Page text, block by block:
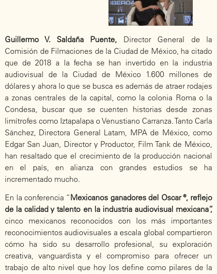
Guillermo V. Saldaña Puente, Director General de la
Comisión de Filmaciones de la Ciudad de México, ha citado
que de 2018 a la fecha se han invertido en la industria
audiovisual de la Ciudad de México 1.600 millones de
dólares y ahora lo que se busca es además de atraer rodajes
a zonas centrales de la capital, como la colonia Roma o la
Condesa, buscar que se cuenten historias desde zonas
limítrofes como Iztapalapa o Venustiano Carranza. Tanto Carla
Sánchez, Directora General Latam, MPA de México, como
Edgar San Juan, Director y Productor, Film Tank de México,
han resaltado que el crecimiento de la producción nacional
en el país, en alianza con grandes estudios se ha
incrementado mucho.
En la conferencia “Mexicanos ganadores del Oscar ®, reflejo
de la calidad y talento en la industria audiovisual mexicana”,
cinco mexicanos reconocidos con los más importantes
reconocimientos audiovisuales a escala global compartieron
cómo ha sido su desarrollo profesional, su exploración
creativa, vanguardista y el compromiso para ofrecer un
trabajo de alto nivel que hoy los define como pilares de la